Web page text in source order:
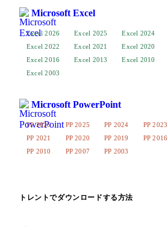
Microsoft Excel
Excel 2026 Excel 2025 Excel 2024
Excel 2022
Excel 2021 Excel 2020
Excel 2016
Excel 2013 Excel 2010
Excel 2003
Microsoft PowerPoint
PP 2026 PP 2025 PP 2024 PP 2023
PP 2021
PP 2020 PP 2019 PP 2016
PP 2010
PP 2007 PP 2003
トレントでダウンロードする方法